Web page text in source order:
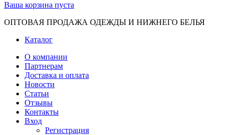
Ваша корзина пуста
ОПТОВАЯ ПРОДАЖА ОДЕЖДЫ И НИЖНЕГО БЕЛЬЯ
Каталог
О компании
Партнерам
Доставка и оплата
Новости
Статьи
Отзывы
Контакты
Вход
Регистрация